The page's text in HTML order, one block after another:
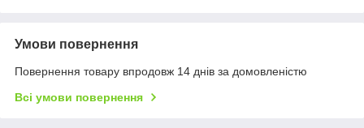
Умови повернення
Повернення товару впродовж 14 днів за домовленістю
Всі умови повернення